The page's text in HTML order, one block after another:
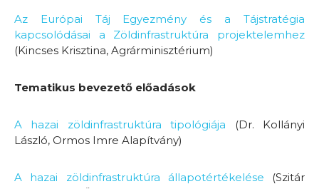
Az Európai Táj Egyezmény és a Tájstratégia
kapcsolódásai a Zöldinfrastruktúra projektelemhez
(Kincses Krisztina, Agrárminisztérium)
Tematikus bevezető előadások
A hazai zöldinfrastruktúra tipológiája (Dr. Kollányi
László, Ormos Imre Alapítvány)
A hazai zöldinfrastruktúra állapotértékelése (Szitár